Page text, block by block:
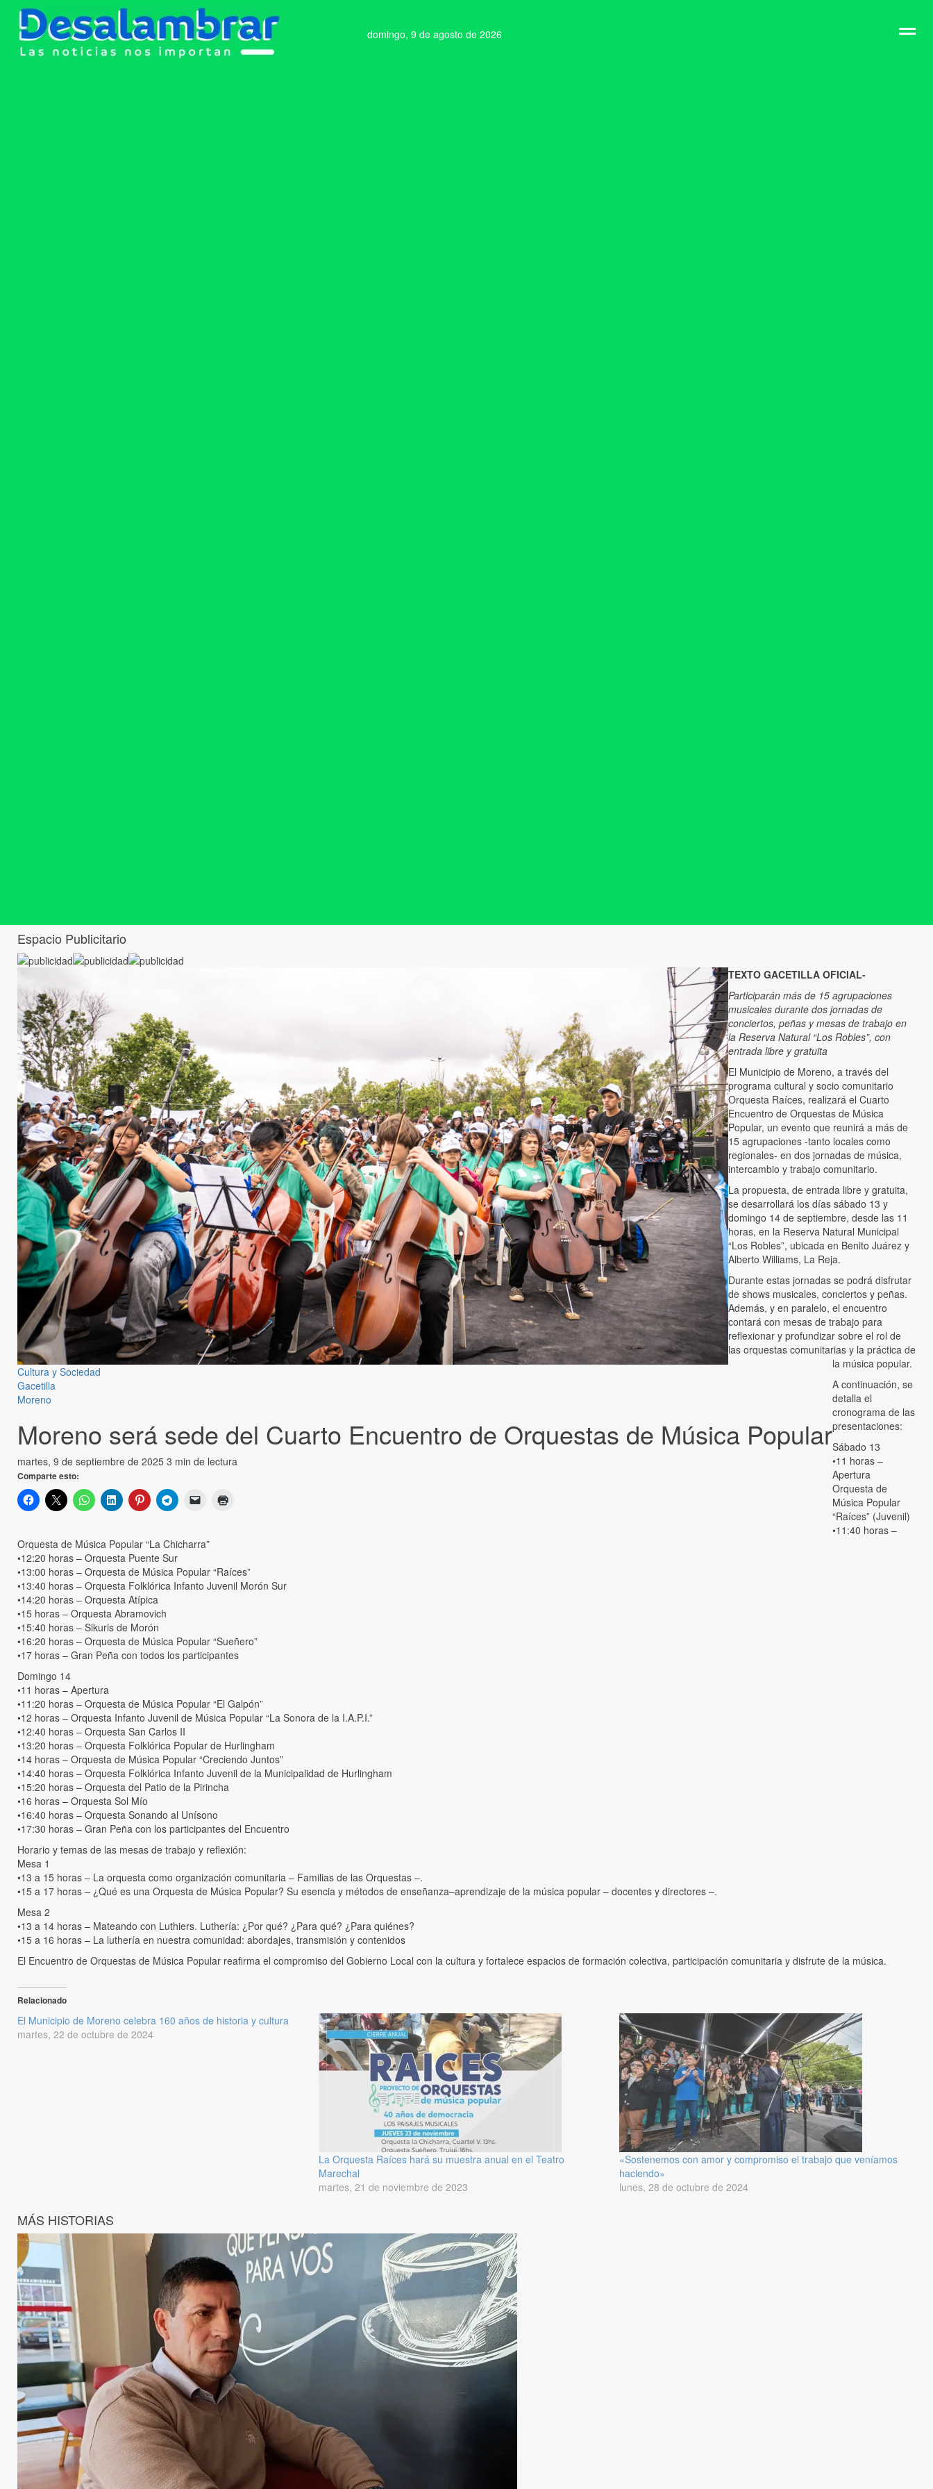
domingo, 9 de agosto de 2026
Espacio Publicitario
Cultura y Sociedad
Gacetilla
Moreno
Moreno será sede del Cuarto Encuentro de Orquestas de Música Popular
martes, 9 de septiembre de 2025 3 min de lectura
Comparte esto:
TEXTO GACETILLA OFICIAL-
Participarán más de 15 agrupaciones
musicales durante dos jornadas de
conciertos, peñas y mesas de trabajo en
la Reserva Natural “Los Robles”, con
entrada libre y gratuita
El Municipio de Moreno, a través del
programa cultural y socio comunitario
Orquesta Raíces, realizará el Cuarto
Encuentro de Orquestas de Música
Popular, un evento que reunirá a más de
15 agrupaciones -tanto locales como
regionales- en dos jornadas de música,
intercambio y trabajo comunitario.
La propuesta, de entrada libre y gratuita,
se desarrollará los días sábado 13 y
domingo 14 de septiembre, desde las 11
horas, en la Reserva Natural Municipal
“Los Robles”, ubicada en Benito Juárez y
Alberto Williams, La Reja.
Durante estas jornadas se podrá disfrutar
de shows musicales, conciertos y peñas.
Además, y en paralelo, el encuentro
contará con mesas de trabajo para
reflexionar y profundizar sobre el rol de
las orquestas comunitarias y la práctica de
la música popular.
A continuación, se
detalla el
cronograma de las
presentaciones:
Sábado 13
•11 horas –
Apertura
Orquesta de
Música Popular
“Raíces” (Juvenil)
•11:40 horas –
Orquesta de Música Popular “La Chicharra”
•12:20 horas – Orquesta Puente Sur
•13:00 horas – Orquesta de Música Popular “Raíces”
•13:40 horas – Orquesta Folklórica Infanto Juvenil Morón Sur
•14:20 horas – Orquesta Atípica
•15 horas – Orquesta Abramovich
•15:40 horas – Sikuris de Morón
•16:20 horas – Orquesta de Música Popular “Sueñero”
•17 horas – Gran Peña con todos los participantes
Domingo 14
•11 horas – Apertura
•11:20 horas – Orquesta de Música Popular “El Galpón”
•12 horas – Orquesta Infanto Juvenil de Música Popular “La Sonora de la I.A.P.I.”
•12:40 horas – Orquesta San Carlos II
•13:20 horas – Orquesta Folklórica Popular de Hurlingham
•14 horas – Orquesta de Música Popular “Creciendo Juntos”
•14:40 horas – Orquesta Folklórica Infanto Juvenil de la Municipalidad de Hurlingham
•15:20 horas – Orquesta del Patio de la Pirincha
•16 horas – Orquesta Sol Mío
•16:40 horas – Orquesta Sonando al Unísono
•17:30 horas – Gran Peña con los participantes del Encuentro
Horario y temas de las mesas de trabajo y reflexión:
Mesa 1
•13 a 15 horas – La orquesta como organización comunitaria – Familias de las Orquestas –.
•15 a 17 horas – ¿Qué es una Orquesta de Música Popular? Su esencia y métodos de enseñanza–aprendizaje de la música popular – docentes y directores –.
Mesa 2
•13 a 14 horas – Mateando con Luthiers. Luthería: ¿Por qué? ¿Para qué? ¿Para quiénes?
•15 a 16 horas – La luthería en nuestra comunidad: abordajes, transmisión y contenidos
El Encuentro de Orquestas de Música Popular reafirma el compromiso del Gobierno Local con la cultura y fortalece espacios de formación colectiva, participación comunitaria y disfrute de la música.
Relacionado
El Municipio de Moreno celebra 160 años de historia y cultura
martes, 22 de octubre de 2024
La Orquesta Raíces hará su muestra anual en el Teatro
Marechal
martes, 21 de noviembre de 2023
«Sostenemos con amor y compromiso el trabajo que veníamos
haciendo»
lunes, 28 de octubre de 2024
MÁS HISTORIAS